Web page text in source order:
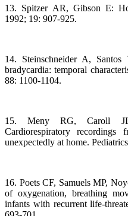
13. Spitzer AR, Gibson E:
1992; 19: 907-925.
14. Steinschneider A,
bradycardia: temporal
88: 1100-1104.
15. Meny RG, Caroll
Cardiorespiratory
unexpectedly at home.
16. Poets CF, Samuels MP,
of oxygenation, breathing
infants with recurrent life-